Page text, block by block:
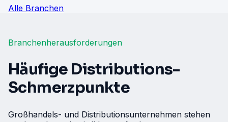
Alle Branchen
Branchenherausforderungen
Häufige Distributions-
Schmerzpunkte
Großhandels- und Distributionsunternehmen stehen